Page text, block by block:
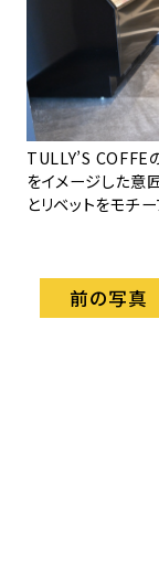
TULLY’S COFFE
をイメージした意
とリベットをモチ
前の写真